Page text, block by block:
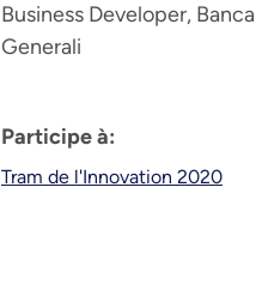
Business Developer, Banca
Generali
Participe à:
Tram de l'Innovation 2020